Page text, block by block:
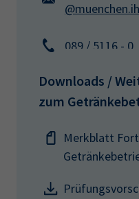
089 / 5116 - 0
Downloads /
zum
Merkblatt